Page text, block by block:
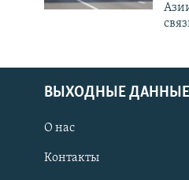
ВЫХОДНЫЕ ДАННЫЕ
О нас
Контакты